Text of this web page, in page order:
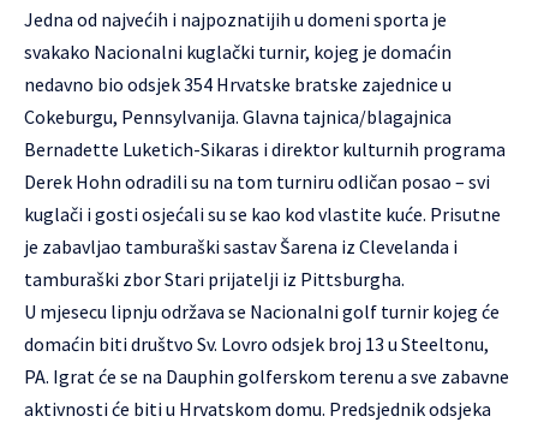
Jedna od najvećih i najpoznatijih u domeni sporta je
svakako Nacionalni kuglački turnir, kojeg je domaćin
nedavno bio odsjek 354 Hrvatske bratske zajednice u
Cokeburgu, Pennsylvanija. Glavna tajnica/blagajnica
Bernadette Luketich-Sikaras i direktor kulturnih programa
Derek Hohn odradili su na tom turniru odličan posao – svi
kuglači i gosti osjećali su se kao kod vlastite kuće. Prisutne
je zabavljao tamburaški sastav Šarena iz Clevelanda i
tamburaški zbor Stari prijatelji iz Pittsburgha.
U mjesecu lipnju održava se Nacionalni golf turnir kojeg će
domaćin biti društvo Sv. Lovro odsjek broj 13 u Steeltonu,
PA. Igrat će se na Dauphin golferskom terenu a sve zabavne
aktivnosti će biti u Hrvatskom domu. Predsjednik odsjeka